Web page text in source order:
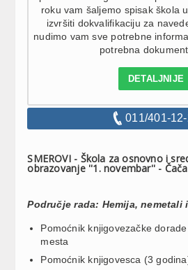
roku vam šaljemo spisak škola
izvršiti dokvalifikaciju za
nudimo vam sve potrebne
potrebna
DETALJNIJE
011/401-
SMEROVI - Škola za osnovno i
obrazovanje ''1. novembar'' -
Područje rada: Hemija, nemetali
Pomoćnik knjigovezačke
mesta
Pomoćnik knjigovesca (3